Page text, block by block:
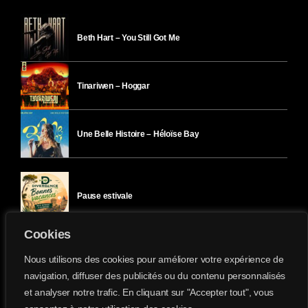
Cookies
Nous utilisons des cookies pour améliorer votre expérience de
navigation, diffuser des publicités ou du contenu personnalisés
et analyser notre trafic. En cliquant sur "Accepter tout", vous
Beth Hart – You Still Got Me
Tinariwen – Hoggar
Une Belle Histoire – Héloïse Bay
Pause estivale
Ici l’Ombre – mardi 28 juillet